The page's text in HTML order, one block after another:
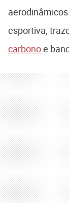
esportiva,
carbonoe